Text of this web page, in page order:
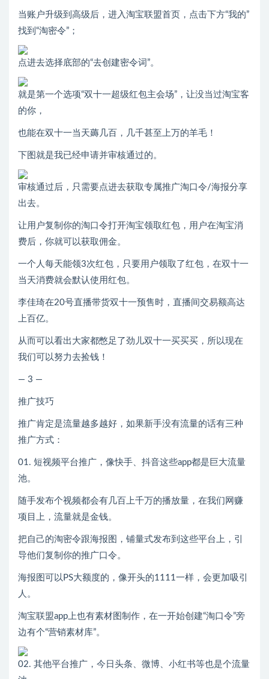
当账户升级到高级后，进入淘宝联盟首页，点击下方“我的”
找到“淘密令”；
点进去选择底部的“去创建密令词”。
就是第一个选项“双十一超级红包主会场”，让没当过淘宝客
的你，
也能在双十一当天薅几百，几千甚至上万的羊毛！
下图就是我已经申请并审核通过的。
审核通过后，只需要点进去获取专属推广淘口令/海报分享
出去。
让用户复制你的淘口令打开淘宝领取红包，用户在淘宝消
费后，你就可以获取佣金。
一个人每天能领3次红包，只要用户领取了红包，在双十一
当天消费就会默认使用红包。
李佳琦在20号直播带货双十一预售时，直播间交易额高达
上百亿。
从而可以看出大家都憋足了劲儿双十一买买买，所以现在
我们可以努力去捡钱！
— 3 —
推广技巧
推广肯定是流量越多越好，如果新手没有流量的话有三种
推广方式：
01. 短视频平台推广，像快手、抖音这些app都是巨大流量
池。
随手发布个视频都会有几百上千万的播放量，在我们网赚
项目上，流量就是金钱。
把自己的淘密令跟海报图，铺量式发布到这些平台上，引
导他们复制你的推广口令。
海报图可以PS大额度的，像开头的1111一样，会更加吸引
人。
淘宝联盟app上也有素材图制作，在一开始创建“淘口令”旁
边有个“营销素材库”。
02. 其他平台推广，今日头条、微博、小红书等也是个流量